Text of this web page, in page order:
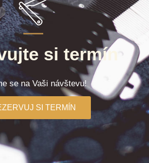
si termín
se na Vaši návštevu!